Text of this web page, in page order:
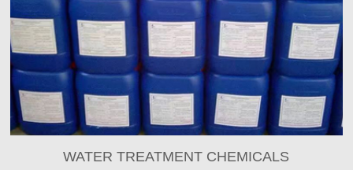
WATER TREATMENT CHEMICALS